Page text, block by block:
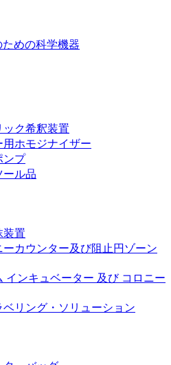
めの科学機器
ック希釈装置
用ホモジナイザー
ンプ
ール品
装置
ーカウンター及び阻止円ゾーン
インキュベーター 及び コロニー
ベリング・ソリューション